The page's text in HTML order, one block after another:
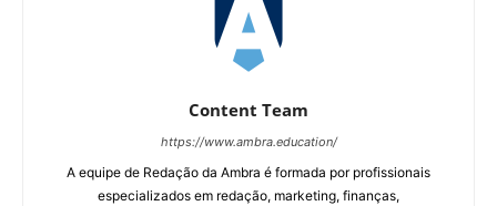
Content Team
https://www.ambra.education/
A equipe de Redação da Ambra é formada por profissionais
especializados em redação, marketing, finanças,